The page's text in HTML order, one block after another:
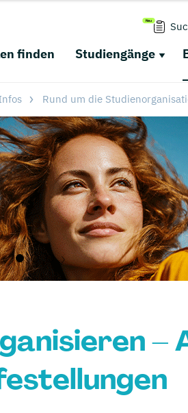
finden Studiengänge
Rund um die
–